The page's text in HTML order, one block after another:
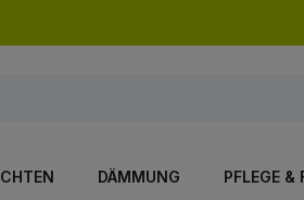
DÄMMUNG PFLEGE &